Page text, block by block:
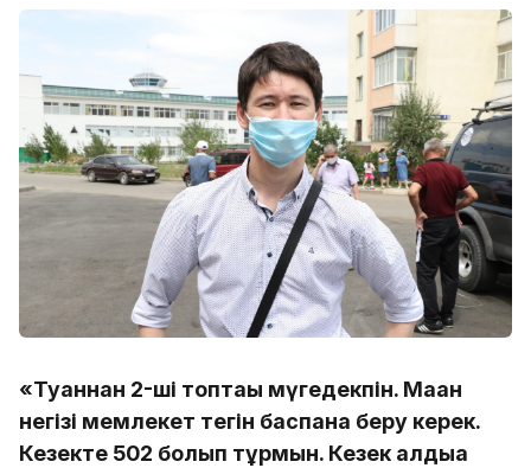
«Туғаннан 2-ші топтағы мүгедекпін. Маған
негізі мемлекет тегін баспана беру керек.
Кезекте 502 болып тұрмын. Кезек алдыға